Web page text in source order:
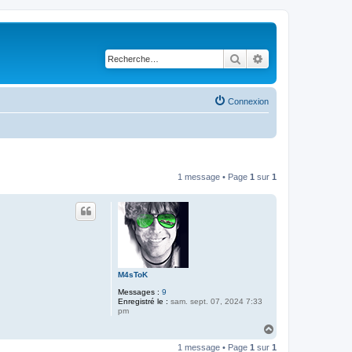
Rechercher
Connexion
1 message • Page 1 sur 1
M4sToK
Messages : 9
Enregistré le : sam. sept. 07, 2024 7:33
pm
1 message • Page 1 sur 1